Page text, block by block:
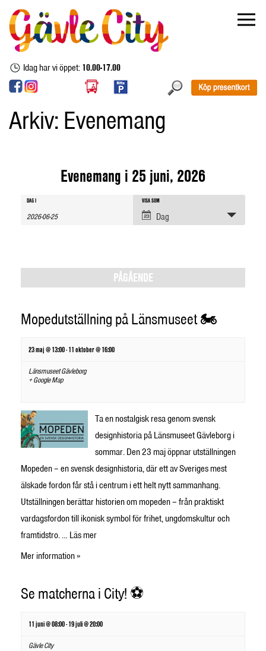
Idag har vi öppet:10.00-17.00
Arkiv: Evenemang
Evenemang i 25 juni, 2026
Evenemang
Views
Navigation
Evenemang
sök
DAG I Evenemang
Views
Navigation
VISA SOM
Dag
PÅGÅENDE
Mopedutställning på Länsmuseet 🏍️
23 maj @ 13:00-11 oktober @ 16:00
Länsmuseet Gävleborg
+ Google Map
Ta en nostalgisk resa genom svensk
designhistoria på Länsmuseet Gävleborg i
sommar. Den 23 maj öppnar utställningen
Mopeden – en svensk designhistoria, där ett av Sveriges mest
älskade fordon får stå i centrum i ett helt nytt sammanhang.
Utställningen berättar historien om mopeden – från praktiskt
vardagsfordon till ikonisk symbol för frihet, ungdomskultur och
framtidstro. … Läs mer
Mer information »
Se matcherna i City! ⚽
11 juni @ 08:00-19 juli @ 20:00
Gävle City